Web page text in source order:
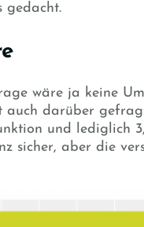
gedacht.
wäre ja keine
darüber
und lediglich
sicher, aber die